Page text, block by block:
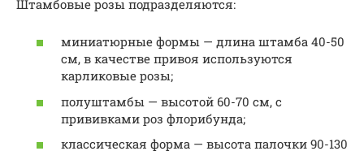
Штамбовые розы подразделяются:
миниатюрные формы — длина штамба 40-50
см, в качестве привоя используются
карликовые розы;
полуштамбы — высотой 60-70 см, с
прививками роз флорибунда;
классическая форма — высота палочки 90-130